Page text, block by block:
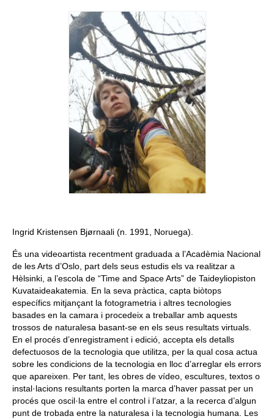
Queda’t amb nosaltres
Ingrid Kristensen Bjørnaali (n. 1991, Noruega).
És una videoartista recentment graduada a l’Acadèmia Nacional
de les Arts d’Oslo, part dels seus estudis els va realitzar a
Hèlsinki, a l’escola de “Time and Space Arts” de Taideyliopiston
Kuvataideakatemia. En la seva pràctica, capta biòtops
específics mitjançant la fotogrametria i altres tecnologies
basades en la camara i procedeix a treballar amb aquests
trossos de naturalesa basant-se en els seus resultats virtuals.
En el procés d’enregistrament i edició, accepta els detalls
defectuosos de la tecnologia que utilitza, per la qual cosa actua
sobre les condicions de la tecnologia en lloc d’arreglar els errors
que apareixen. Per tant, les obres de vídeo, escultures, textos o
instal·lacions resultants porten la marca d’haver passat per un
procés que oscil·la entre el control i l’atzar, a la recerca d’algun
punt de trobada entre la naturalesa i la tecnologia humana. Les